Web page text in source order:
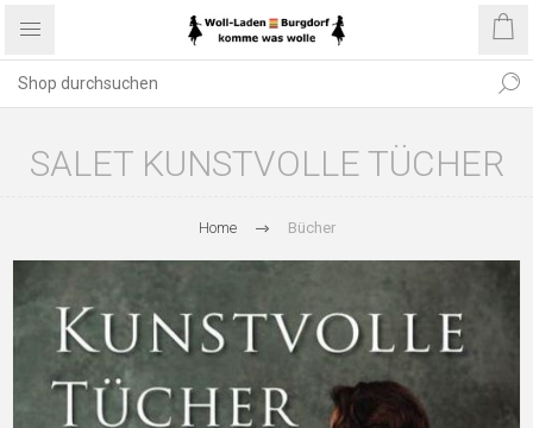
SALET KUNSTVOLLE TÜCHER
Home Bücher